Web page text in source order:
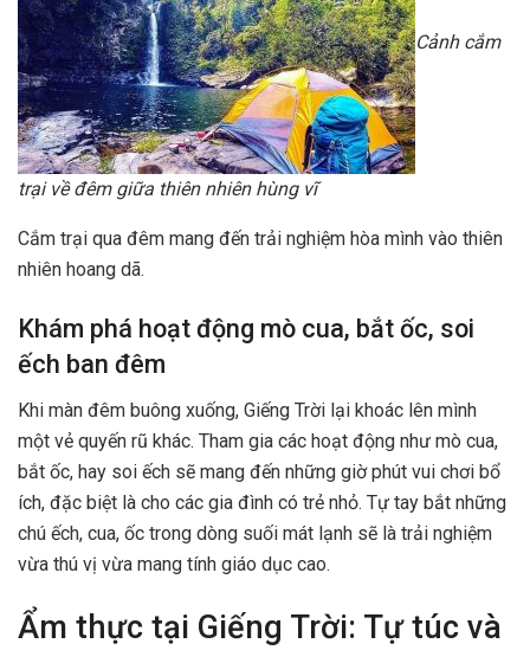
Cảnh cắm
trại về đêm giữa thiên nhiên hùng vĩ
Cắm trại qua đêm mang đến trải nghiệm hòa mình vào thiên
nhiên hoang dã.
Khám phá hoạt động mò cua, bắt ốc, soi
ếch ban đêm
Khi màn đêm buông xuống, Giếng Trời lại khoác lên mình
một vẻ quyến rũ khác. Tham gia các hoạt động như mò cua,
bắt ốc, hay soi ếch sẽ mang đến những giờ phút vui chơi bổ
ích, đặc biệt là cho các gia đình có trẻ nhỏ. Tự tay bắt những
chú ếch, cua, ốc trong dòng suối mát lạnh sẽ là trải nghiệm
vừa thú vị vừa mang tính giáo dục cao.
Ẩm thực tại Giếng Trời: Tự túc và